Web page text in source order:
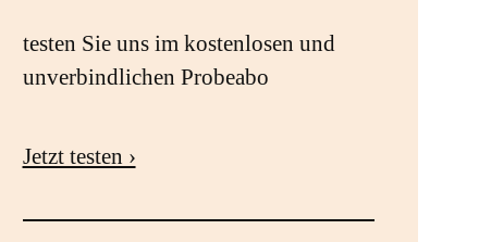
testen Sie uns im kostenlosen und
unverbindlichen Probeabo
Jetzt testen ›